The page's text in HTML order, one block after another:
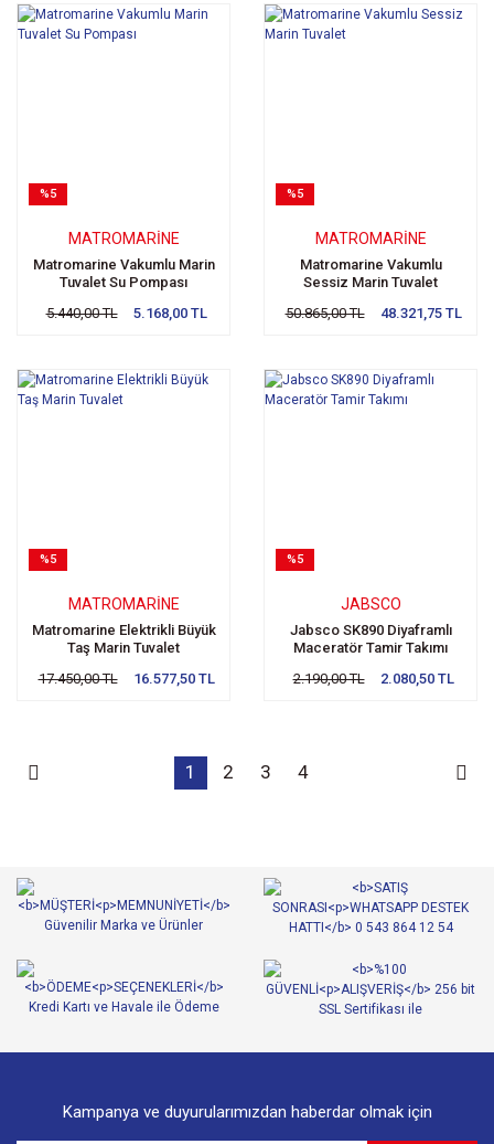
%5
MATROMARINE
Matromarine Vakumlu Marin
Tuvalet Su Pompası
5.440,00 TL
5.168,00 TL
%5
MATROMARINE
Matromarine Vakumlu
Sessiz Marin Tuvalet
50.865,00 TL
48.321,75 TL
%5
MATROMARINE
Matromarine Elektrikli Büyük
Taş Marin Tuvalet
17.450,00 TL
16.577,50 TL
%5
JABSCO
Jabsco SK890 Diyaframlı
Maceratör Tamir Takımı
2.190,00 TL
2.080,50 TL
1 2 3 4
Kampanya ve duyurularımızdan haberdar olmak için